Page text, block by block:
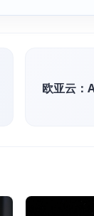
欧亚云：